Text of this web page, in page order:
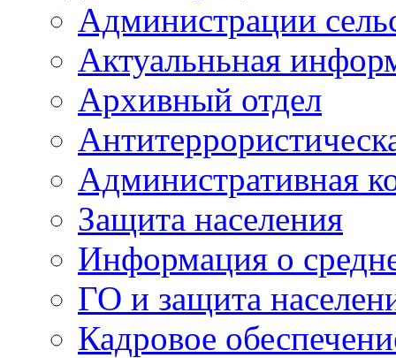
Администрации
Актуальньная
Архивный отдел
Административная
Защита населения
Информация о
ГО и защита
Кадровое